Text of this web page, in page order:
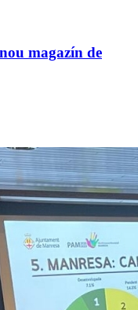
magazín de